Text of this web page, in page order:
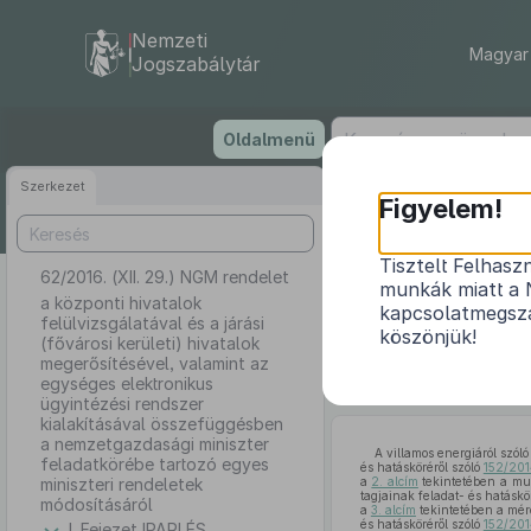
tartalomra
Nemzeti
Jogszabálytár
Oldalmenü
Szerkezet
62/2016. (XII. 29.) NGM rendelet
a központi hivatalok
felülvizsgálatával és a járási
(fővárosi kerületi) hivatalok
megerősítésével, valamint az
egységes elektronikus
ügyintézési rendszer
kialakításával összefüggésben
a nemzetgazdasági miniszter
feladatkörébe tartozó egyes
miniszteri rendeletek
módosításáról
a központi
A villamos energiáról szóló
és hatásköréről szóló 152/
a 2. alcím tekintetében a
tagjainak feladat- és
a 3. alcím tekintetében a
és hatásköréről szóló 152/
Figyelem!
Tisztelt
munkák miatt a
köszönjük!